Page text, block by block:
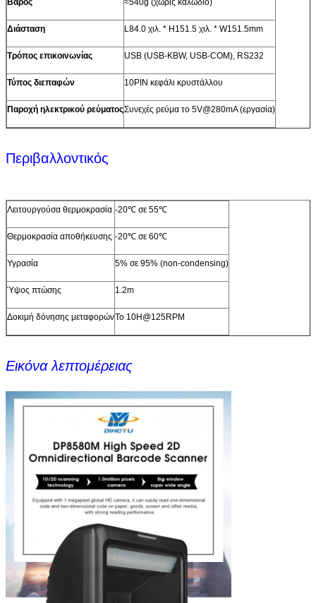
Βάρος ≈540g (χωρίς καλώδιο)
Διάσταση L84.0 χιλ. * H151.5 χιλ. * W151.5mm
Τρόπος επικοινωνίας USB (USB-KBW, USB-COM), RS232
Τύπος διεπαφών 10PIN κεφάλι κρυστάλλου
Παροχή ηλεκτρικού ρεύματοςΣυνεχές ρεύμα το 5V@280mA (εργασία)
Περιβαλλοντικός
Λειτουργούσα θερμοκρασία -20℃ σε 55℃
Θερμοκρασία αποθήκευσης -20℃ σε 60℃
Υγρασία 5% σε 95% (non-condensing)
Ύψος πτώσης 1.2m
Δοκιμή δόνησης μεταφορώνΤο 10H@125RPM
Εικόνα λεπτομέρειας